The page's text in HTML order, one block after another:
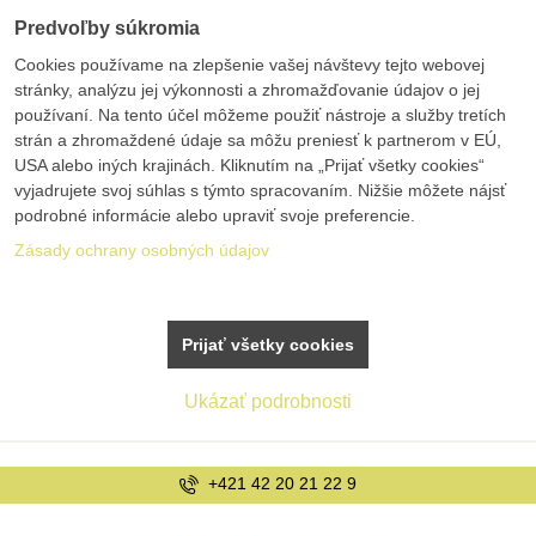
+421 42 20 21 22 9
Predvoľby súkromia
Cookies používame na zlepšenie vašej návštevy tejto webovej
stránky, analýzu jej výkonnosti a zhromažďovanie údajov o jej
používaní. Na tento účel môžeme použiť nástroje a služby tretích
strán a zhromaždené údaje sa môžu preniesť k partnerom v EÚ,
USA alebo iných krajinách. Kliknutím na „Prijať všetky cookies“
vyjadrujete svoj súhlas s týmto spracovaním. Nižšie môžete nájsť
podrobné informácie alebo upraviť svoje preferencie.
Zásady ochrany osobných údajov
Ukázať podrobnosti
Prijať všetky cookies